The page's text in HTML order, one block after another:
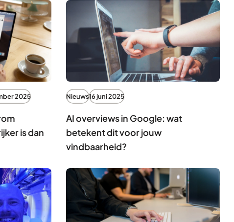
2025
is dan
Nieuws16 juni 2025
AI overviews in Google: wat
betekent dit voor jouw
vindbaarheid?